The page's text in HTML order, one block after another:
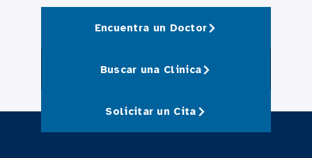
Encuentra un Doctor
Buscar una Clinica
Solicitar un Cita